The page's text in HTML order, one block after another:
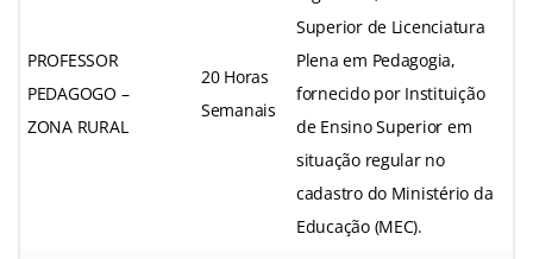
PROFESSOR
PEDAGOGO –
ZONA RURAL
20 Horas
Semanais
Superior de Licenciatura
Plena em Pedagogia,
fornecido por Instituição
de Ensino Superior em
situação regular no
cadastro do Ministério da
Educação (MEC).